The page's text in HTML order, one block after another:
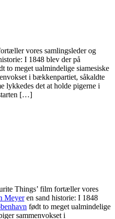
vores samlingsleder og
I 1848 blev der på
to meget ualmindelige siamesiske
i bækkenpartiet, såkaldte
lykkedes det at holde pigerne i
[…]
Things’ film fortæller vores
Meyeren sand historie: I 1848
født to meget ualmindelige
sammenvokset i